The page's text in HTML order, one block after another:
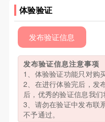
体验验证
发布验证信息
发布验证信息注意事项
1、体验验证功能只对购
2、在进行体验完后，发
后，优秀的验证信息我们
3、请勿在验证中发布联
不予通过。